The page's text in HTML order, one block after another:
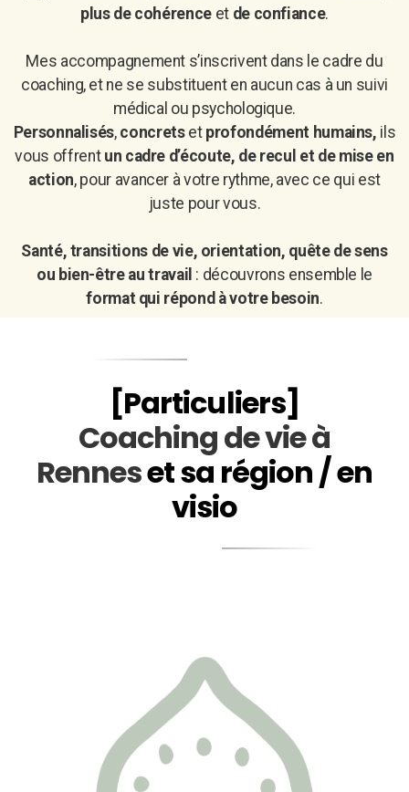
plus de cohérence et de confiance.
Mes accompagnement s’inscrivent dans le cadre du
coaching, et ne se substituent en aucun cas à un suivi
médical ou psychologique.
Personnalisés, concretset profondément humains, i ls
vous offrent un cadre d’écoute, de recul et de mise en
action, pour avancer à votre rythme, avec ce qui est
juste pour vous.
Santé, transitions de vie, orientation, quête de sens
ou bien-être au travail : découvrons ensemble le
format qui répond à votre besoin.
[Particuliers]
Coaching de vie à
Renneset sa région / en
visio